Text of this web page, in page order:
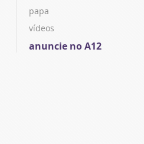
papa
vídeos
anuncie no A12